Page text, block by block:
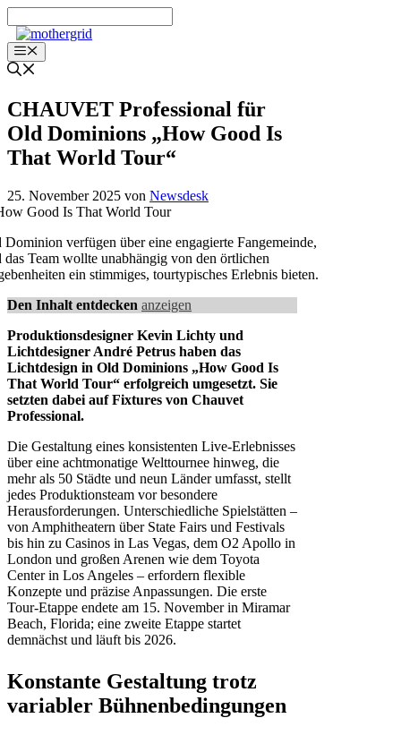
Inhalt
springenMenü
CHAUVET Professional für
Old Dominions „How Good Is
That World Tour“
25. November 2025 von Newsdesk
Dominion verfügen über eine engagierte Fangemeinde,
das Team wollte unabhängig von den örtlichen
ein stimmiges, tourtypisches Erlebnis bieten.
Den Inhalt entdecken anzeigen
Produktionsdesigner Kevin Lichty und
Lichtdesigner André Petrus haben das
Lichtdesign in Old Dominions „How Good Is
That World Tour“ erfolgreich umgesetzt. Sie
setzten dabei auf Fixtures von Chauvet
Professional.
Die Gestaltung eines konsistenten Live-Erlebnisses
über eine achtmonatige Welttournee hinweg, die
mehr als 50 Städte und neun Länder umfasst, stellt
jedes Produktionsteam vor besondere
Herausforderungen. Unterschiedliche Spielstätten –
von Amphitheatern über State Fairs und Festivals
bis hin zu Casinos in Las Vegas, dem O2 Apollo in
London und großen Arenen wie dem Toyota
Center in Los Angeles – erfordern flexible
Konzepte und präzise Anpassungen. Die erste
Tour-Etappe endete am 15. November in Miramar
Beach, Florida; eine zweite Etappe startet
demnächst und läuft bis 2026.
Konstante Gestaltung trotz
variabler Bühnenbedingungen